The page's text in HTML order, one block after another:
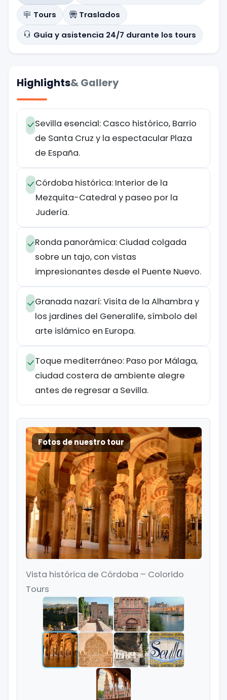
Tours
Traslados
Guía y asistencia 24/7 durante los tours
Highlights& Gallery
Sevilla esencial: Casco histórico, Barrio
de Santa Cruz y la espectacular Plaza
de España.
Córdoba histórica: Interior de la
Mezquita-Catedral y paseo por la
Judería.
Ronda panorámica: Ciudad colgada
sobre un tajo, con vistas
impresionantes desde el Puente Nuevo.
Granada nazarí: Visita de la Alhambra y
los jardines del Generalife, símbolo del
arte islámico en Europa.
Toque mediterráneo: Paso por Málaga,
ciudad costera de ambiente alegre
antes de regresar a Sevilla.
Fotos de nuestro tour
Vista histórica de Córdoba – Colorido
Tours